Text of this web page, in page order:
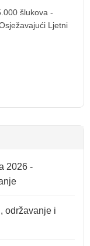
šlukova -
Ljetni
2026 -
održavanje i